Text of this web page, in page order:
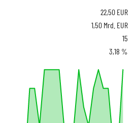
22,50 EUR
1,50 Mrd. EUR
15
3,18 %